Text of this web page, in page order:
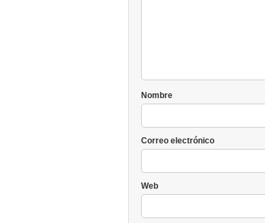
Nombre
Correo electrónico
Web